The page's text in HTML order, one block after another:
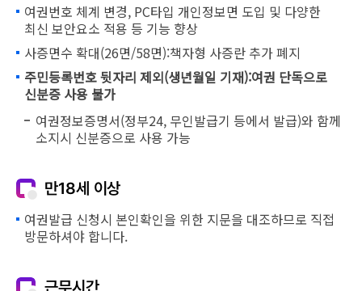
여권번호 체계 변경, PC타입 개인정보면 도입 및 다양한
최신 보안요소 적용 등 기능 향상
사증면수 확대(26면/58면):책자형 사증란 추가 폐지
주민등록번호 뒷자리 제외(생년월일 기재):여권 단독으로
신분증 사용 불가
여권정보증명서(정부24, 무인발급기 등에서 발급)와 함께
소지시 신분증으로 사용 가능
만18세 이상
여권발급 신청시 본인확인을 위한 지문을 대조하므로 직접
방문하셔야 합니다.
근무시간